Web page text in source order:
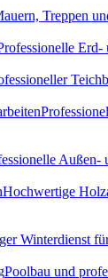
Treppen
Erd-
Außen-
Hochwertige
Winterdienst
Poolbau und